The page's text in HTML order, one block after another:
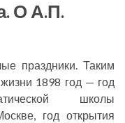
О А.П.
праздники. Таким
1898 год — год
школы
год открытия